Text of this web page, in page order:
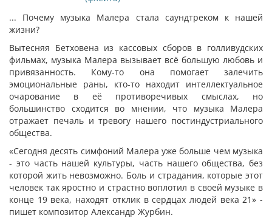
... Почему музыка Малера стала саундтреком к нашей
жизни?
Вытесняя Бетховена из кассовых сборов в голливудских
фильмах, музыка Малера вызывает всё большую любовь и
привязанность. Кому-то она помогает залечить
эмоциональные раны, кто-то находит интеллектуальное
очарование в её противоречивых смыслах, но
большинство сходится во мнении, что музыка Малера
отражает печаль и тревогу нашего постиндустриального
общества.
«Сегодня десять симфоний Малера уже больше чем музыка
- это часть нашей культуры, часть нашего общества, без
которой жить невозможно. Боль и страдания, которые этот
человек так яростно и страстно воплотил в своей музыке в
конце 19 века, находят отклик в сердцах людей века 21» -
пишет композитор Александр Журбин.